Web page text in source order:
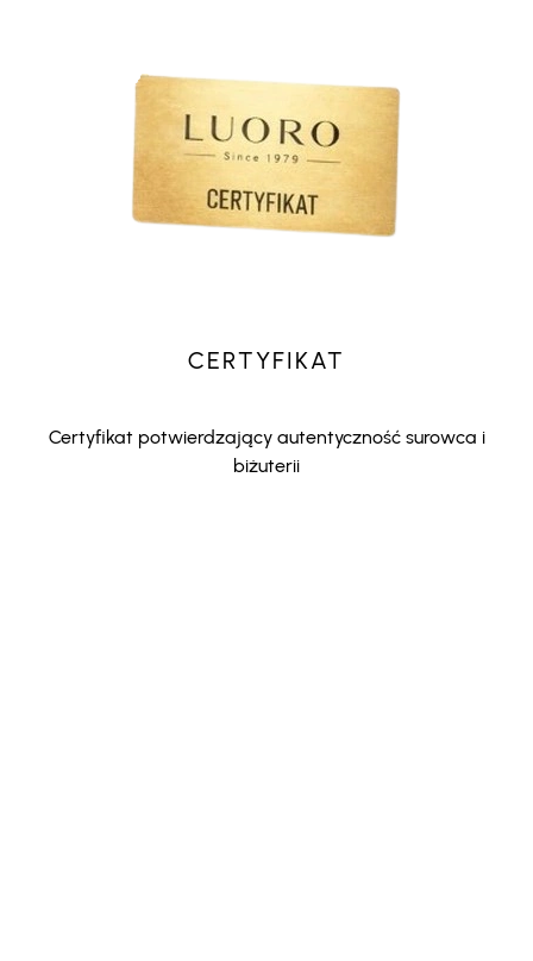
CERTYFIKAT
Certyfikat potwierdzający autentyczność surowca i
biżuterii